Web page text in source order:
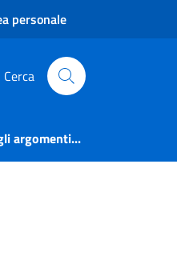
personale
Cerca
argomenti...